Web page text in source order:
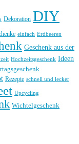
Dekoration DIY
einfach Erdbeeren
Geschenk aus der
Hochzeitsgeschenk Ideen
Rezepte schnell und lecker
Upcycling
Wichtelgeschenk